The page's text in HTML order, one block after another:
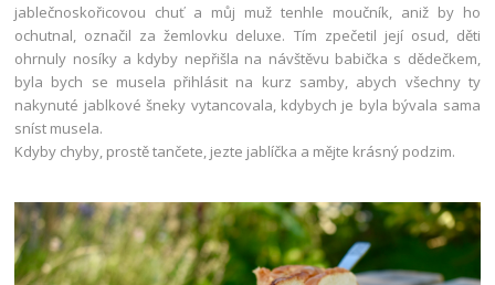
jablečnoskořicovou chuť a můj muž tenhle moučník, aniž by ho
ochutnal, označil za žemlovku deluxe. Tím zpečetil její osud, děti
ohrnuly nosíky a kdyby nepřišla na návštěvu babička s dědečkem,
byla bych se musela přihlásit na kurz samby, abych všechny ty
nakynuté jablkové šneky vytancovala, kdybych je byla bývala sama
sníst musela.
Kdyby chyby, prostě tančete, jezte jablíčka a mějte krásný podzim.